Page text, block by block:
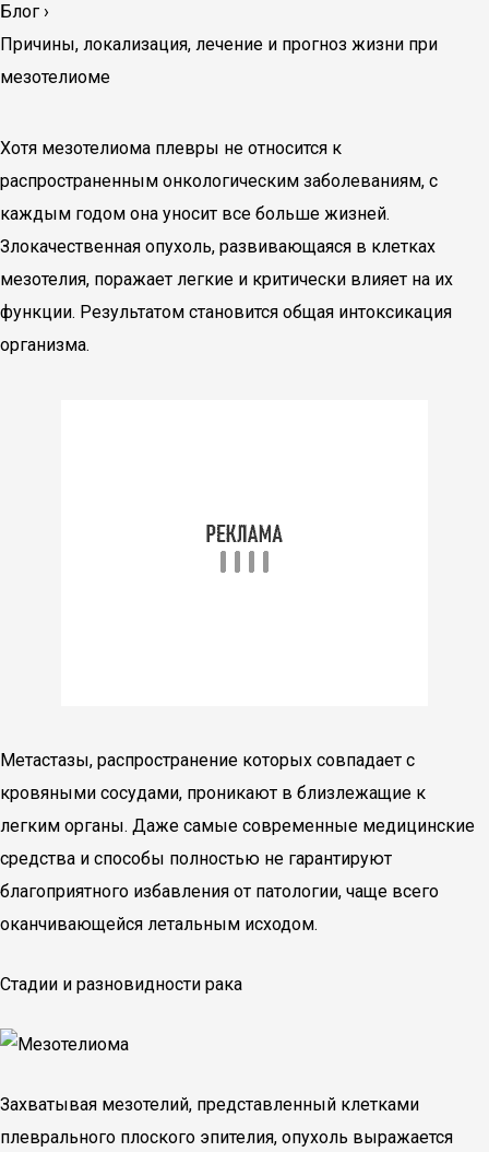
Блог ›
Причины, локализация, лечение и прогноз жизни при
мезотелиоме
Хотя мезотелиома плевры не относится к
распространенным онкологическим заболеваниям, с
каждым годом она уносит все больше жизней.
Злокачественная опухоль, развивающаяся в клетках
мезотелия, поражает легкие и критически влияет на их
функции. Результатом становится общая интоксикация
организма.
Метастазы, распространение которых совпадает с
кровяными сосудами, проникают в близлежащие к
легким органы. Даже самые современные медицинские
средства и способы полностью не гарантируют
благоприятного избавления от патологии, чаще всего
оканчивающейся летальным исходом.
Стадии и разновидности рака
Захватывая мезотелий, представленный клетками
плеврального плоского эпителия, опухоль выражается